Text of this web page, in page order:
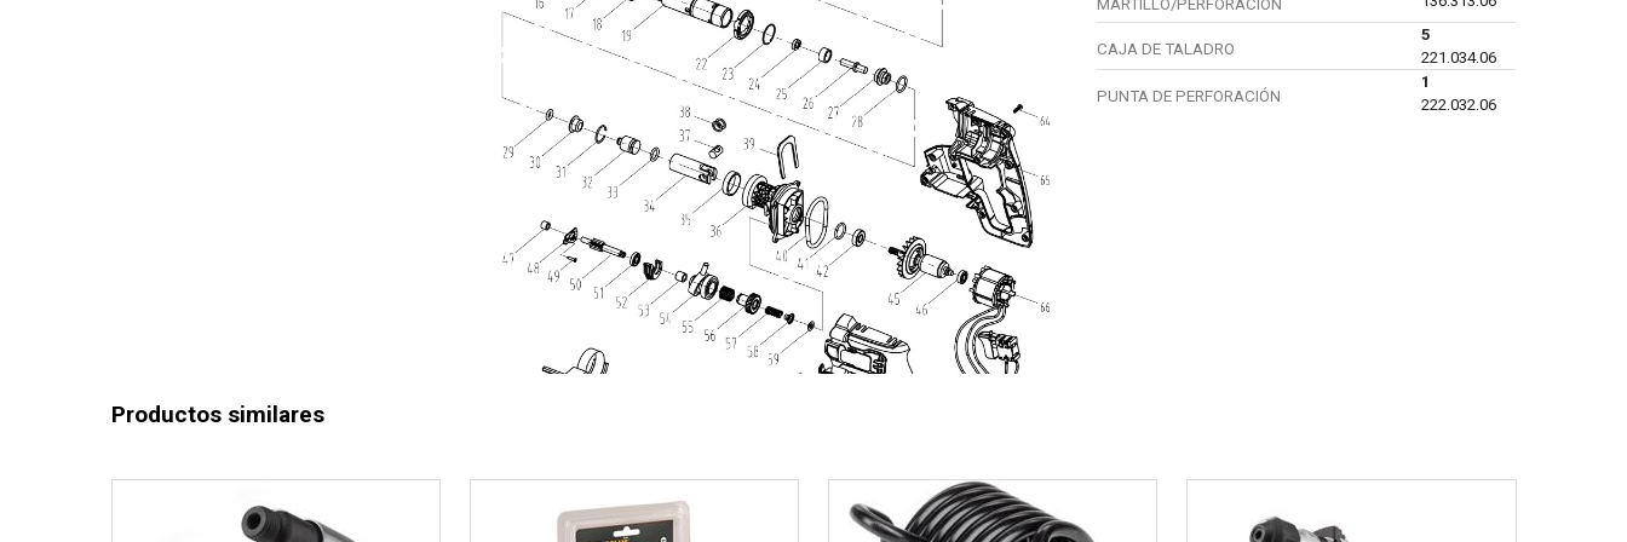
Función del cincel
Garantía general
MARTILLO/PERFORACIÓN
CAJA DE TALADRO
5
221.034.06
PUNTA DE PERFORACIÓN
1
222.032.06
Productos similares